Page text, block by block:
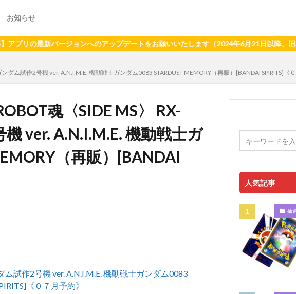
お知らせ
最新バージョンへのアップデートをお願いいたします（2024年6月21日以降、旧バージ
ダム試作2号機 ver. A.N.I.M.E. 機動戦士ガンダム0083 STARDUST MEMORY（再販）[BANDAI SPIRITS]《０
魂〈SIDE MS〉 RX-
ver. A.N.I.M.E. 機動戦士ガ
（再販）[BANDAI
ム試作2号機 ver. A.N.I.M.E. 機動戦士ガンダム0083
《０７月予約》
人気記事
抽